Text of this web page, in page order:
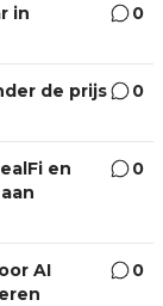
in
0
de prijs
0
en
0
AI
0